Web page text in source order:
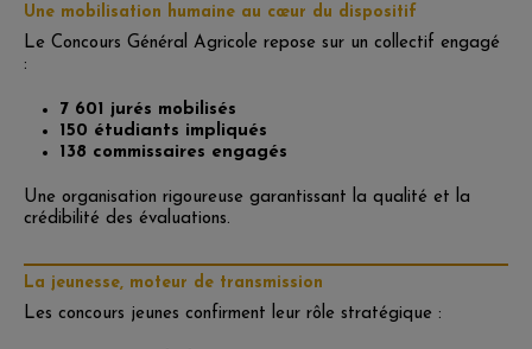
Une mobilisation humaine au cœur du dispositif
Le Concours Général Agricole repose sur un collectif engagé
:
7 601 jurés mobilisés
150 étudiants impliqués
138 commissaires engagés
Une organisation rigoureuse garantissant la qualité et la
crédibilité des évaluations.
La jeunesse, moteur de transmission
Les concours jeunes confirment leur rôle stratégique :